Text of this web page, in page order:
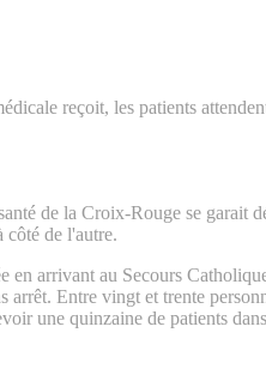
reçoit, les patients
de la Croix-Rouge se garait
côté de l'autre.
en arrivant au Secours
Entre vingt et trente
une quinzaine de patients